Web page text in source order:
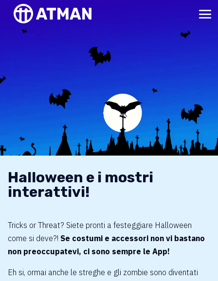
Halloween e i mostri
interattivi!
Tricks or Threat? Siete pronti a festeggiare Halloween
come si deve?! Se costumi e accessori non vi bastano
non preoccupatevi, ci sono sempre le App!
Eh si, ormai anche le streghe e gli zombie sono diventati